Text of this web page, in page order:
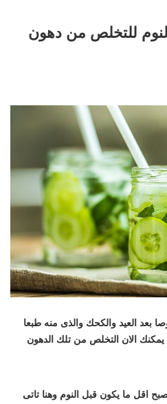
للتخلص من دهون
بعد العيد والكحك والذى منه طبعا
الان التخلص من تلك الدهون
اقل ما يكون قبل النوم وهنا تاتى